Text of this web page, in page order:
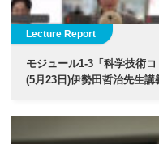
Lecture Report
モジュール1-3「科学技術
(5月23日)伊勢⽥哲治先生講